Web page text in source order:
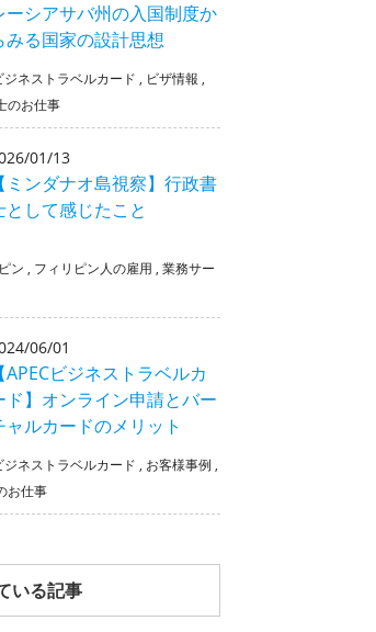
ーシアサバ州の入国制度か
みる国家の設計思想
ジネストラベルカード , ビザ情報 ,
のお仕事
01/13
【ミンダナオ島視察】行政書
として感じたこと
ン , フィリピン人の雇用 ,業務サー
06/01
【APECビジネストラベルカ
ド】オンライン申請とバー
ャルカードのメリット
ジネストラベルカード , お客様事例 ,
お仕事
いる記事